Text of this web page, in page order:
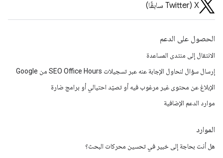
‫X ‏(Twitter سابقًا)
الحصول على الدعم
الانتقال إلى منتدى المساعدة
إرسال سؤال لنحاول الإجابة عنه عبر تسجيلات SEO Office Hours من Google
الإبلاغ عن محتوى غير مرغوب فيه أو تصيّد احتيالي أو برامج ضارة
موارد الدعم الإضافية
الموارد
هل أنت بحاجة إلى خبير في تحسين محركات البحث؟